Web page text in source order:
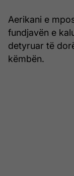
Aerikani e
fundjavën e
detyruar të
këmbën.